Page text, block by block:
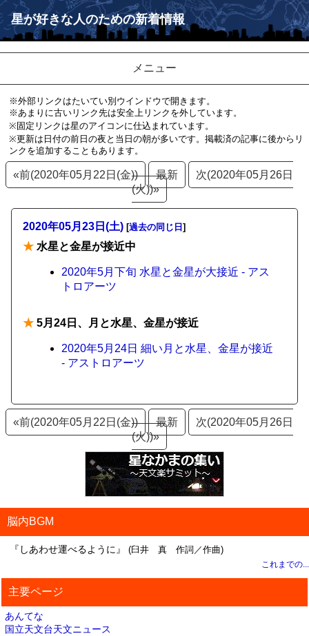
星が好きな人のための新着情報
メニュー
※外部リンクはたいてい別ウインドウで開きます。
※あまりに古いリンク先は安全上リンクを外しています。
※固定リンクは星のアイコンに仕込まれています。
※更新は日付の前日の夜と当日の朝が多いです。掲載済の記事に後からリ
ンクを追加することもあります。
«前(2020年05月22日(金)) 最新
次(2020年05月26日
(火))»
2020年05月23日(土) [過去の同じ日 ]
★ 水星と金星が接近中
2020年5月下旬 水星と金星が大接近 - アス
トロアーツ
★ 5月24日、月と水星、金星が接近
2020年5月24日 細い月と水星、金星が接近
- アストロアーツ
«前(2020年05月22日(金)) 最新
次(2020年05月26日
(火))»
脳内BGM
『しあわせ運べるように』 (臼井 真 作詞／作曲)
これまでの...
主要ページ
あんてな
国立天文台天文ニュース